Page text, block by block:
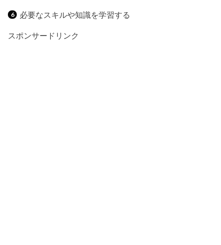
必要なスキルや知識を学習する
スポンサードリンク